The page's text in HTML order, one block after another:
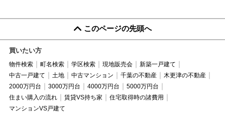
このページの先頭へ
買いたい方
物件検索 町名検索 学区検索 現地販売会
新築一戸建て
中古一戸建て
土地 中古マンション 千葉の不動産
木更津の不動産
2000万円台
3000万円台 4000万円台
5000万円台
住まい購入の流れ
賃貸VS持ち家
住宅取得時の諸費用
マンションVS戸建て